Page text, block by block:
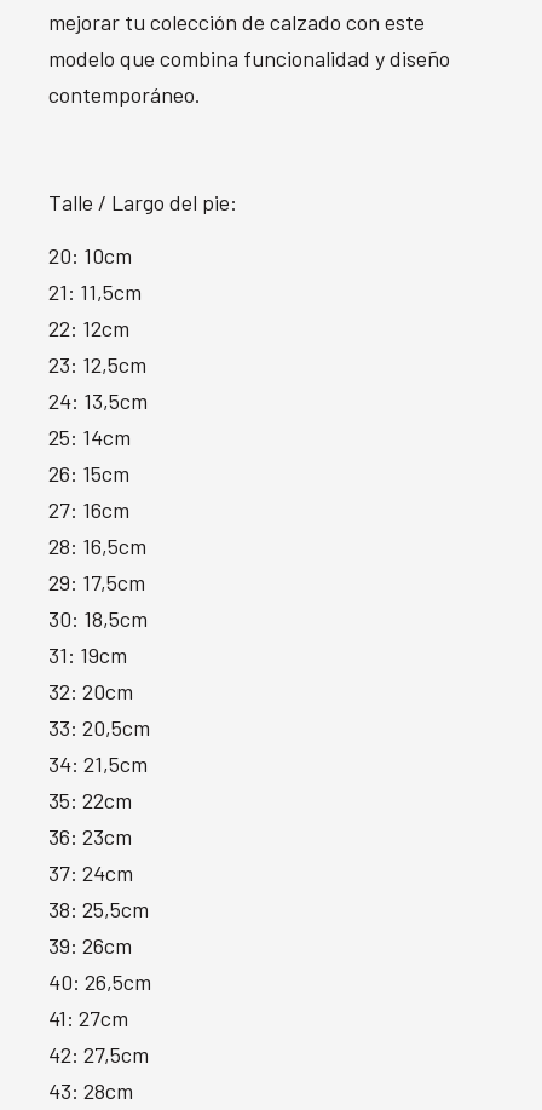
mejorar tu colección de calzado con este
modelo que combina funcionalidad y diseño
contemporáneo.
Talle / Largo del pie:
20: 10cm
21: 11,5cm
22: 12cm
23: 12,5cm
24: 13,5cm
25: 14cm
26: 15cm
27: 16cm
28: 16,5cm
29: 17,5cm
30: 18,5cm
31: 19cm
32: 20cm
33: 20,5cm
34: 21,5cm
35: 22cm
36: 23cm
37: 24cm
38: 25,5cm
39: 26cm
40: 26,5cm
41: 27cm
42: 27,5cm
43: 28cm